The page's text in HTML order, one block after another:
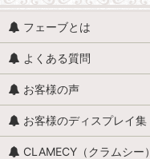
魚、イルカ、くじら、サメ
馬（うま）
牛
フェーブとは
よくある質問
お客様の声
お客様のディスプレイ集
CLAMECY（クラムシー）